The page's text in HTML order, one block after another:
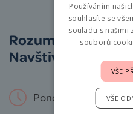
Zásady
Rozumíme vám i
Navštivte nás
Pondělí – Neděle: 9
Používáním
souhlasíte se
souladu s našimi
souborů
VŠE
VŠE